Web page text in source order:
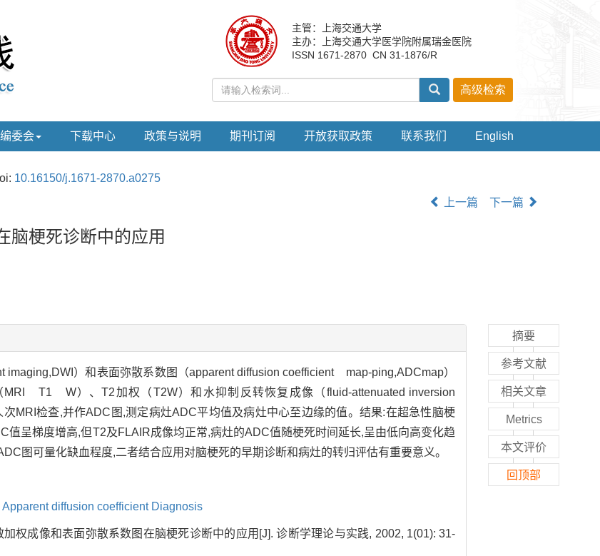
主管：上海交通大学
主办：上海交通大学医学院附属瑞金医院
ISSN 1671-2870 CN 31-1876/R
编委会 下载中心 政策与说明 期刊订阅 开放获取政策 联系我们 English
10.16150/j.1671-2870.a0275
上一篇 下一篇
脑梗死诊断中的应用
）和表面弥散系数图（apparent diffusion coefficient map-ping,ADCmap）
T1 W）、T2加权（T2W）和水抑制反转恢复成像（fluid-attenuated inversion
MRI检查,并作ADC图,测定病灶ADC平均值及病灶中心至边缘的值。结果:在超急性脑梗
呈梯度增高,但T2及FLAIR成像均正常,病灶的ADC值随梗死时间延长,呈由低向高变化趋
图可量化缺血程度,二者结合应用对脑梗死的早期诊断和病灶的转归评估有重要意义。
diffusion coefficient Diagnosis
权成像和表面弥散系数图在脑梗死诊断中的应用[J]. 诊断学理论与实践, 2002, 1(01): 31-
摘要
参考文献
相关文章
Metrics
本文评价
回顶部